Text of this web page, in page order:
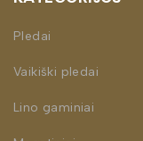
Pledai
Vaikiški pledai
Lino gaminiai